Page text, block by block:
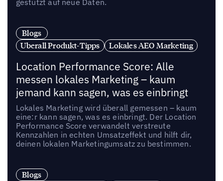
gestützt auf neue Daten.
Blogs
Uberall Produkt-Tipps
Lokales AEO Marketing
Location Performance Score: Alle
messen lokales Marketing – kaum
jemand kann sagen, was es einbringt
Lokales Marketing wird überall gemessen – kaum
eine:r kann sagen, was es einbringt. Der Location
Performance Score verwandelt verstreute
Kennzahlen in echten Umsatzeffekt und hilft dir,
deinen lokalen Marketingumsatz zu bestimmen.
Blogs